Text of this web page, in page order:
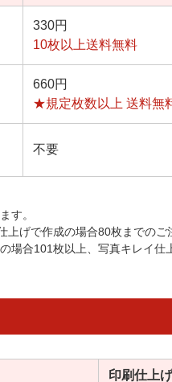
330円
10枚以上送料無料
660円
★規定枚数以上 送料無
不要
す。
げで作成の場合80枚までのご
場合101枚以上、写真キレイ仕
印刷仕上げ